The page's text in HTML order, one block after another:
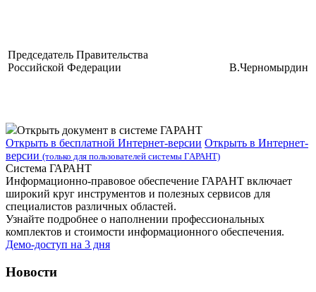
Председатель Правительства
Российской Федерации
В.Черномырдин
Открыть документ в системе ГАРАНТ
Открыть в бесплатной Интернет-версии Открыть в Интернет-
версии (только для пользователей системы ГАРАНТ)
Система ГАРАНТ
Информационно-правовое обеспечение ГАРАНТ включает
широкий круг инструментов и полезных сервисов для
специалистов различных областей.
Узнайте подробнее о наполнении профессиональных
комплектов и стоимости информационного обеспечения.
Демо-доступ на 3 дня
Новости